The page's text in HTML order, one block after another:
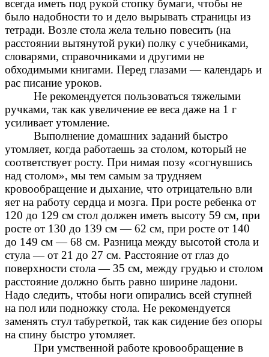
всегда иметь под рукой стопку бумаги, чтобы не
было надобности то и дело вырывать страницы из
тетради. Возле стола жела тельно повесить (на
расстоянии вытянутой руки) полку с учебниками,
словарями, справочниками и другими не
обходимыми книгами. Перед глазами — календарь и
рас писание уроков.
Не рекомендуется пользоваться тяжелыми
ручками, так как увеличение ее веса даже на 1 г
усиливает утомление.
Выполнение домашних заданий быстро
утомляет, когда работаешь за столом, который не
соответствует росту. При нимая позу «согнувшись
над столом», мы тем самым за трудняем
кровообращение и дыхание, что отрицательно вли
яет на работу сердца и мозга. При росте ребенка от
120 до 129 см стол должен иметь высоту 59 см, при
росте от 130 до 139 см — 62 см, при росте от 140
до 149 см — 68 см. Разница между высотой стола и
стула — от 21 до 27 см. Расстояние от глаз до
поверхности стола — 35 см, между грудью и столом
расстояние должно быть равно ширине ладони.
Надо следить, чтобы ноги опирались всей ступней
на пол или подножку стола. Не рекомендуется
заменять стул табуреткой, так как сидение без опоры
на спину быстро утомляет.
При умственной работе кровообращение в